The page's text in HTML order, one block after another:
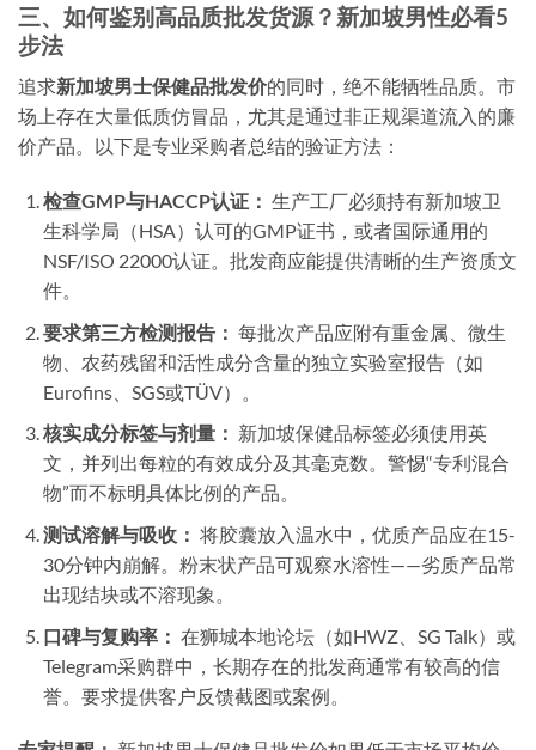
三、如何鉴别高品质批发货源？新加坡男性必看5
步法
追求新加坡男士保健品批发价的同时，绝不能牺牲品质。市
场上存在大量低质仿冒品，尤其是通过非正规渠道流入的廉
价产品。以下是专业采购者总结的验证方法：
检查GMP与HACCP认证： 生产工厂必须持有新加坡卫
生科学局（HSA）认可的GMP证书，或者国际通用的
NSF/ISO 22000认证。批发商应能提供清晰的生产资质文
件。
要求第三方检测报告： 每批次产品应附有重金属、微生
物、农药残留和活性成分含量的独立实验室报告（如
Eurofins、SGS或TÜV）。
核实成分标签与剂量： 新加坡保健品标签必须使用英
文，并列出每粒的有效成分及其毫克数。警惕“专利混合
物”而不标明具体比例的产品。
测试溶解与吸收： 将胶囊放入温水中，优质产品应在15-
30分钟内崩解。粉末状产品可观察水溶性——劣质产品常
出现结块或不溶现象。
口碑与复购率： 在狮城本地论坛（如HWZ、SG Talk）或
Telegram采购群中，长期存在的批发商通常有较高的信
誉。要求提供客户反馈截图或案例。